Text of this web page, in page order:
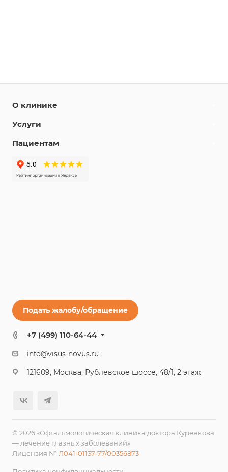
О клинике
Услуги
Пациентам
Подать жалобу/обращение
+7 (499) 110-64-44
info@visus-novus.ru
121609, Москва, Рублевское шоссе, 48/1, 2 этаж
© 2026 «Офтальмологическая клиника доктора Куренкова
— лечение глазных заболеваний»
Лицензия № Л041-01137-77/00356873